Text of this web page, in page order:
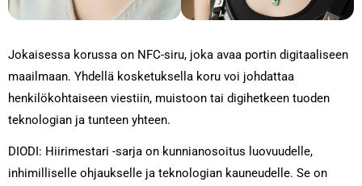
Jokaisessa korussa on NFC-siru, joka avaa portin digitaaliseen
maailmaan. Yhdellä kosketuksella koru voi johdattaa
henkilökohtaiseen viestiin, muistoon tai digihetkeen tuoden
teknologian ja tunteen yhteen.
DIODI: Hiirimestari -sarja on kunnianosoitus luovuudelle,
inhimilliselle ohjaukselle ja teknologian kauneudelle. Se on